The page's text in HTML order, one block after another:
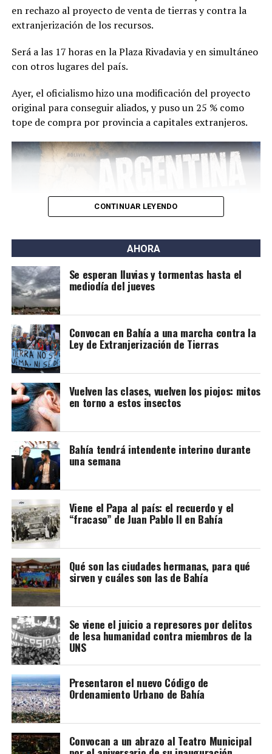
en rechazo al proyecto de venta de tierras y contra la
extranjerización de los recursos.
Será a las 17 horas en laPlaza Rivadavia y en simultáneo
con otros lugares del país.
Ayer, el oficialismo hizo una modificación del proyecto
original para conseguir aliados, y puso un 25 % como
tope de compra por provincia a capitales extranjeros.
En ese marco, el Consejo de Participación Indígena
expresó su “absoluto rechazo” al proyecto.
La organización, a la cual pertenece la referente local
Olga Curipan, considera que la iniciativa representa un
retroceso para los derechos territoriales de los pueblos
originarios y favorece la extranjerización de tierras en la
Argentina.
A través de un comunicado, sostuvieron que la
propuesta legislativa afecta derechos colectivos
reconocidos por la Constitución Nacional y por tratados
internacionales vigentes.
También cuestionaron que el proyecto haya sido
presentado sin una instancia de consulta previa con las
CONTINUAR LEYENDO
AHORA
Se esperan lluvias y tormentas hasta el
mediodía del jueves
Convocan en Bahía a una marcha contra la
Ley de Extranjerización de Tierras
Vuelven las clases, vuelven los piojos: mitos
en torno a estos insectos
Bahía tendrá intendente interino durante
una semana
Viene el Papa al país: el recuerdo y el
“fracaso” de Juan Pablo II en Bahía
Qué son las ciudades hermanas, para qué
sirven y cuáles son las de Bahía
Se viene el juicio a represores por delitos
de lesa humanidad contra miembros de la
UNS
Presentaron el nuevo Código de
Ordenamiento Urbano de Bahía
Convocan a un abrazo al Teatro Municipal